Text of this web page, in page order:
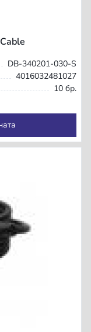
DB-340201-030-S
4016032481027
10 бр.